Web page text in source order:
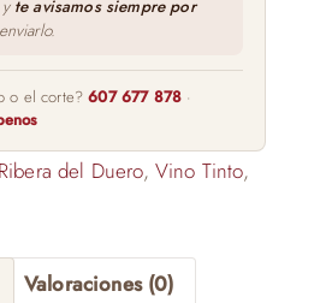
te avisamos siempre por
o el corte?607 677 878 ·
del Duero, Vino Tinto,
Valoraciones (0)